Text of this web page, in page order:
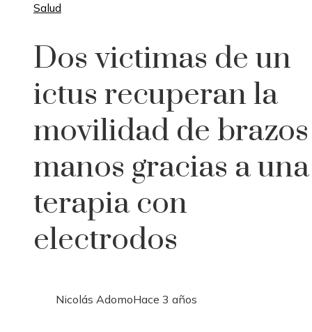
Salud
Dos victimas de un
ictus recuperan la
movilidad de
manos gracias a una
terapia con
electrodos
Nicolás AdomoHace 3 años